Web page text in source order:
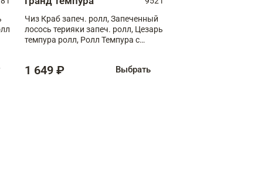
Чиз Краб запеч. ролл, Запеченный
лосось терияки запеч. ролл, Цезарь
темпура ролл, Ролл Темпура с
1 649 ₽ Выбрать